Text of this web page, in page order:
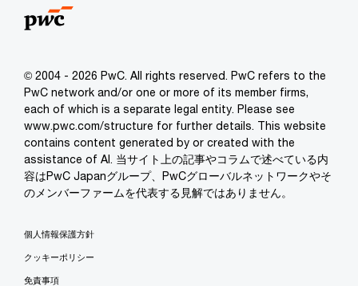
© 2004 - 2026 PwC. All rights reserved. PwC refers to the
PwC network and/or one or more of its member firms,
each of which is a separate legal entity. Please see
www.pwc.com/structure for further details. This website
contains content generated by or created with the
assistance of AI. 当サイト上の記事やコラムで述べている内
容はPwC Japanグループ、PwCグローバルネットワークやそ
のメンバーファームを代表する見解ではありません。
個人情報保護方針
クッキーポリシー
免責事項